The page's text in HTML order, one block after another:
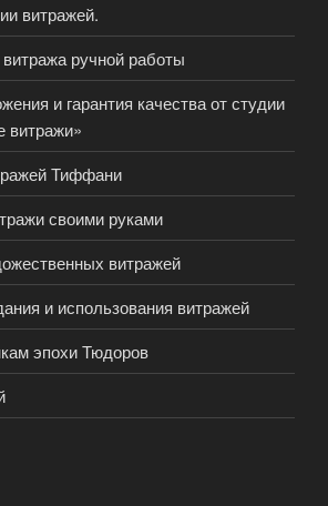
витражей.
ручной работы
и гарантия качества от студии
витражи»
Тиффани
своими руками
витражей
и использования витражей
эпохи Тюдоров